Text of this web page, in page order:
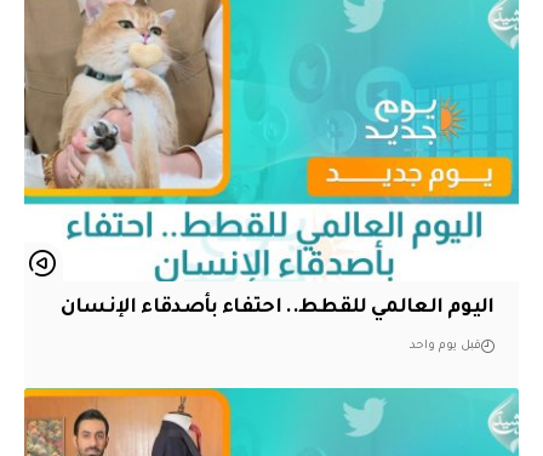
اليوم العالمي للقطط.. احتفاء بأصدقاء الإنسان
قبل يوم واحد